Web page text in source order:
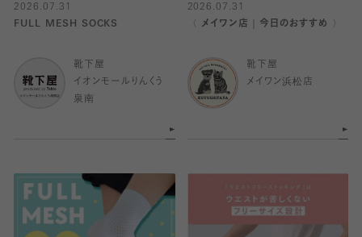
2026.07.31
FULL MESH SOCKS
靴下屋
イオンモールりんくう
泉南
2026.07.31
〈 メイワン店｜今日のおすすめ 〉
靴下屋
メイワン浜松店